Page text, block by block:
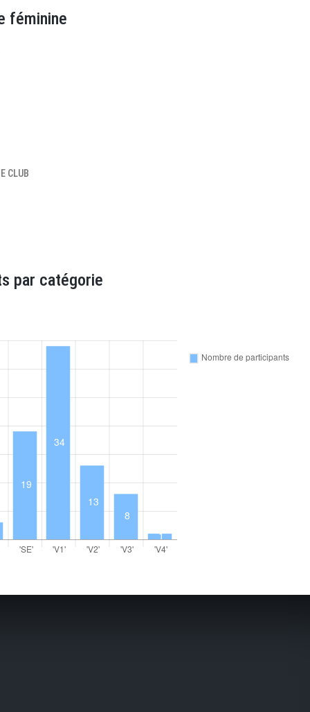
féminine
CLUB
par catégorie